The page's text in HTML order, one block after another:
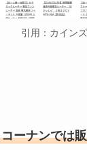
引用：カインズ
コーナンでは